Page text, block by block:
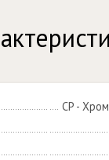
CP -